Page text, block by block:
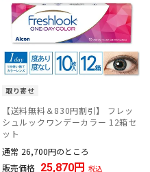
取り寄せ
【送料無料＆830円割引】 フレッ
シュルックワンデーカラー 12箱セ
ット
通常 26,700
のところ
販売価格 25,870 税込